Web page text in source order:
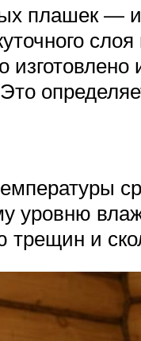
плашек —
уровню
трещин и